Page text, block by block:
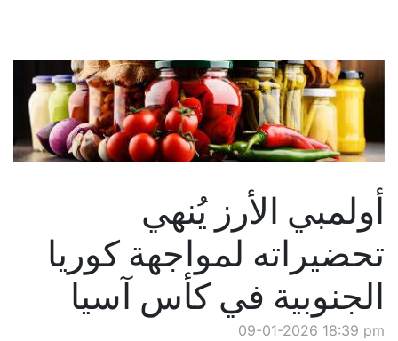
أولمبي الأرز يُنهي
تحضيراته لمواجهة كوريا
الجنوبية في كأس آسيا
09-01-2026 18:39 pm